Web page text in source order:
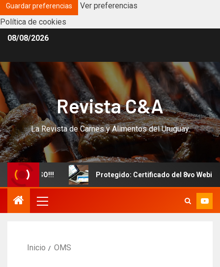
Guardar preferencias
Ver preferencias
Política de cookies
08/08/2026
Revista C&A
La Revista de Carnes y Alimentos del Uruguay
CURSO!!! Protegido: Certificado del 8vo Webinar
Inicio OMS